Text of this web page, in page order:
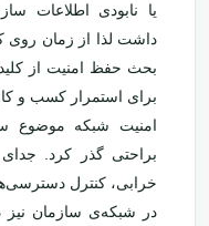
یا نابودی اطلاعات
داشت لذا از زمان روی
بحث حفظ امنیت از
برای استمرار کسب و
امنیت شبکه موضوع
براحتی گذر کرد.
خرابی، کنترل
در شبکه‌ی سازمان نیز